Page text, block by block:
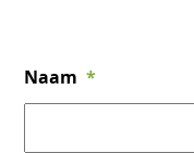
Naam *